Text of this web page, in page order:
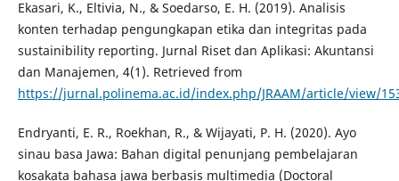
Ekasari, K., Eltivia, N., & Soedarso, E. H. (2019). Analisis
konten terhadap pengungkapan etika dan integritas pada
sustainibility reporting. Jurnal Riset dan Aplikasi: Akuntansi
dan Manajemen, 4(1). Retrieved from
https://jurnal.polinema.ac.id/index.php/JRAAM/article/view/
Endryanti, E. R., Roekhan, R., & Wijayati, P. H. (2020). Ayo
sinau basa Jawa: Bahan digital penunjang pembelajaran
kosakata bahasa jawa berbasis multimedia (Doctoral